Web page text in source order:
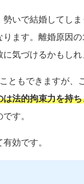
いで結婚してし
ます。離婚原因
気づけるかもしれ
ともできますが、
法的拘束力を持ち
す。
効です。